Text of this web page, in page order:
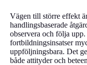
Vägen till större effekt
handlingsbaserade
observera och följa
fortbildningsinsatser
uppföljningsbara. Det
både attityder och